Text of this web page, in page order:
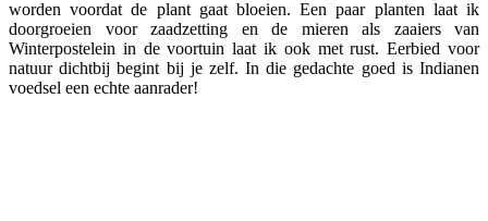
worden voordat de plant gaat bloeien. Een paar planten laat ik
doorgroeien voor zaadzetting en de mieren als zaaiers van
Winterpostelein in de voortuin laat ik ook met rust. Eerbied voor
natuur dichtbij begint bij je zelf. In die gedachte goed is Indianen
voedsel een echte aanrader!